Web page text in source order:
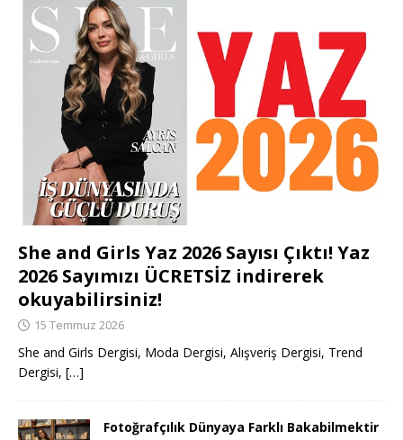
She and Girls Yaz 2026 Sayısı Çıktı! Yaz
2026 Sayımızı ÜCRETSİZ indirerek
okuyabilirsiniz!
15 Temmuz 2026
She and Girls Dergisi, Moda Dergisi, Alışveriş Dergisi, Trend
Dergisi, […]
Fotoğrafçılık Dünyaya Farklı Bakabilmektir